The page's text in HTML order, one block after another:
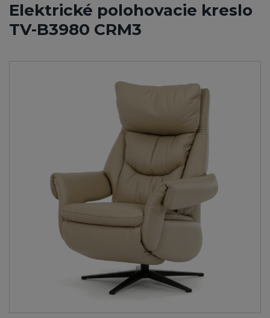
Elektrické polohovacie kreslo
TV-B3980 CRM3